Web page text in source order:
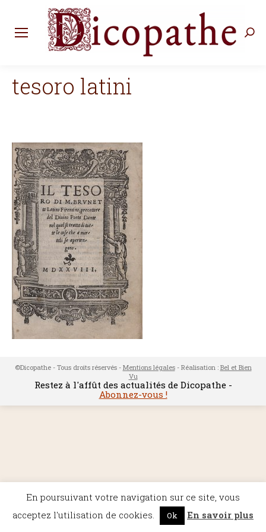
tesoro latini
©Dicopathe - Tous droits réservés - Mentions légales- Réalisation : Bel et Bien
Vu
Restez à l'affût des actualités de Dicopathe -
Abonnez-vous !
En poursuivant votre navigation sur ce site, vous
acceptez l'utilisation de cookies.
Ok En savoir plus